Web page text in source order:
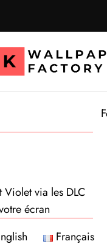
Violet via les DLC
écran
Français